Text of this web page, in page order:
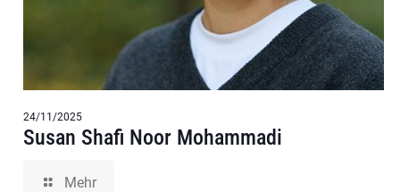
24/11/2025
Susan Shafi Noor Mohammadi
Mehr